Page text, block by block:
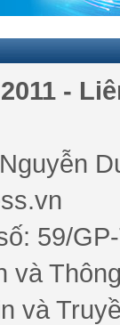
-
59/
và
và